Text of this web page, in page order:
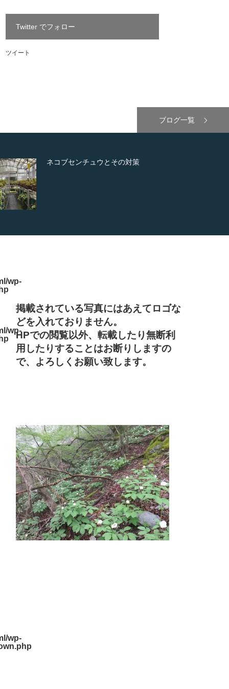
Twitter でフォロー
ツイート
ブログ一覧
コブセンチュウとその対策
wp-
wp-
wp-
掲載されている写真にはあえてロゴな
どを入れておりません。
HPでの閲覧以外、転載したり無断利
用したりすることはお断りしますの
で、よろしくお願い致します。